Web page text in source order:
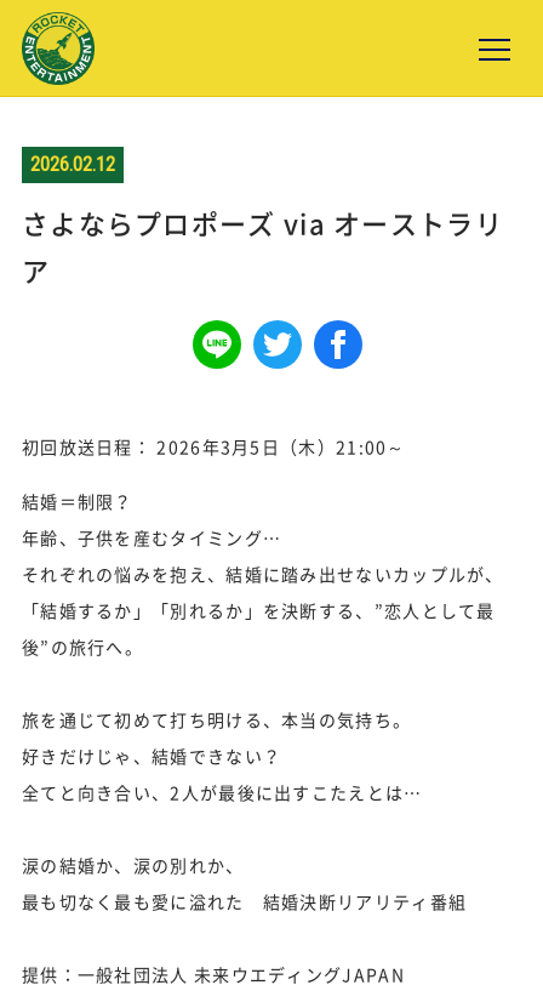
WORKS
ACCESS
CONTACT
2026.02.12
さよならプロポーズ via オーストラリ
ア
初回放送日程： 2026年3月5日（木）21:00～
結婚＝制限？
年齢、子供を産むタイミング…
それぞれの悩みを抱え、結婚に踏み出せないカップルが、
「結婚するか」「別れるか」を決断する、”恋人として最
後”の旅行へ。
旅を通じて初めて打ち明ける、本当の気持ち。
好きだけじゃ、結婚できない？
全てと向き合い、2人が最後に出すこたえとは…
涙の結婚か、涙の別れか、
最も切なく最も愛に溢れた 結婚決断リアリティ番組
提供：一般社団法人 未来ウエディングJAPAN